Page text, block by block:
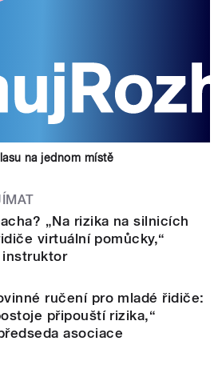
na jednom místě
„Na rizika na silnicích
virtuální pomůcky,“
instruktor
ručení pro mladé řidiče:
připouští rizika,“
asociace